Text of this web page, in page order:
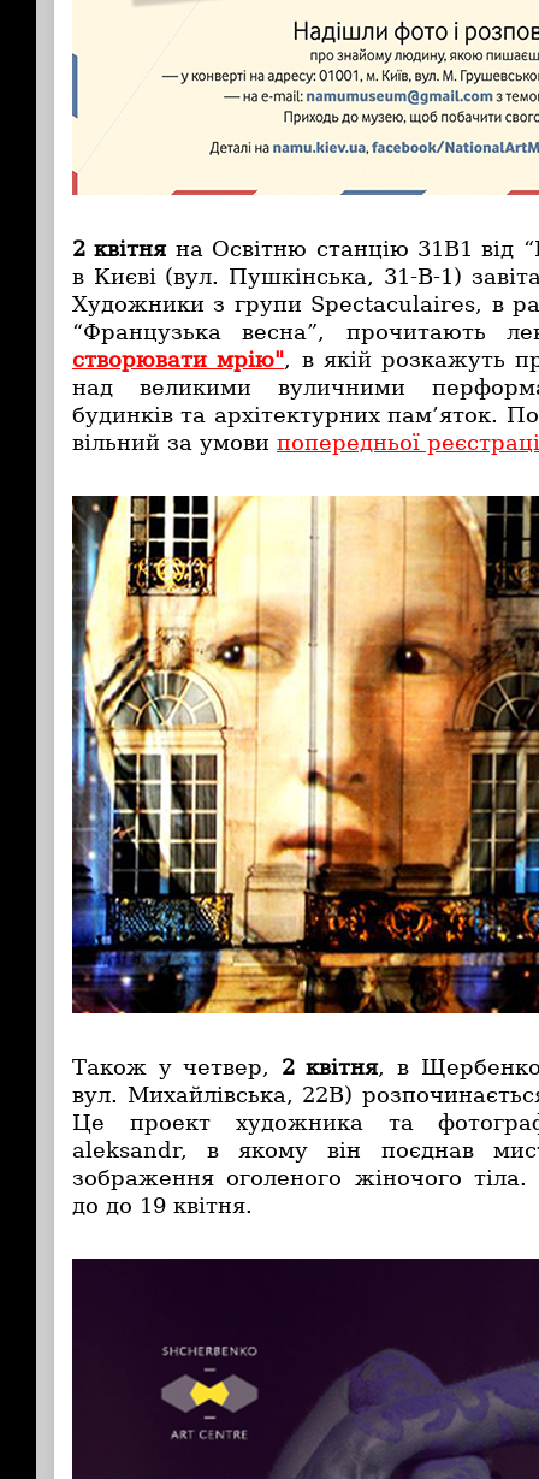
2 квітняна Освітню станцію 31В1 від
в Києві (вул. Пушкінська, 31-В-1)
Художники з групи Spectaculaires, в
“Французька весна”, прочитають
створювати мрію", в якій розкажуть
над великими вуличними
будинків та архітектурних пам’яток.
вільний за умови попередньої
Також у четвер, 2 квітня, в
вул. Михайлівська, 22В)
Це проект художника та
aleksandr, в якому він поєднав
зображення оголеного жіночого
до до 19 квітня.